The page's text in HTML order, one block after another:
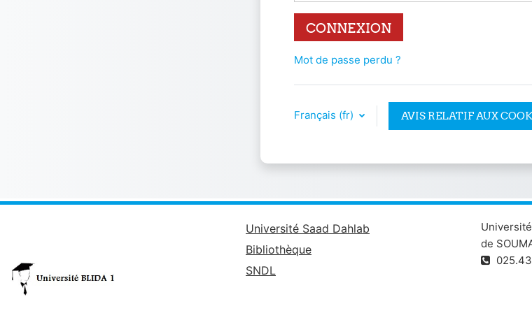
CONNEXION
Mot de passe perdu ?
Français ‎(fr)‎ AVIS RELATIF AUX
Université Saad Dahlab
Bibliothèque
SNDL
de